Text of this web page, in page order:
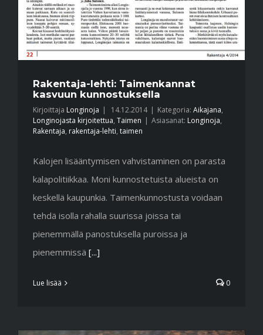
Rakentaja-lehti: Taimenkannat
kasvuun kunnostuksella
Kirjoittaja Longinoja | 14.12.2014 | Kategoria: Aikajana,
Longinojasta kirjoitettua, Taimen | Asiasanat: Longinoja,
Rakentaja, rakentaja-lehti, taimen
Kalojen lisääntymisen vahvistaminen on parasta
kalapolitiikkaa. Moni kunnostetuista alueista on
keskellä kaupunkia. Taimenkunnostusta voidaan
tehdä isolla rahalla suurissa joissa tai
pienemmällä panostuksella puroissa ja
pienemmissä [...]
Lue lisää 0